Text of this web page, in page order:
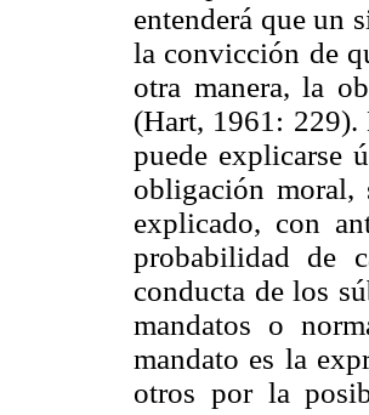
entenderá que un
la convicción de
otra manera, la
(Hart, 1961: 229).
puede explicarse
obligación moral,
explicado, con
probabilidad de
conducta de los
mandatos o
mandato es la
otros por la